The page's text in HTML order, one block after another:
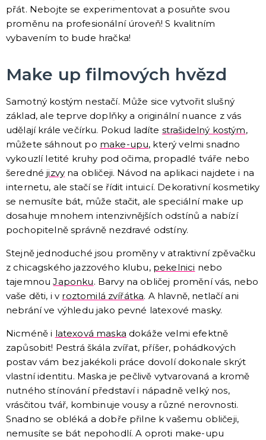
Čerti
Andělé
Vánoční kostýmy
Santa Claus
Dětské vánoční kostýmy
DALŠÍ KATEGORIE
Vánoční dekorace
Vánoční girlandy
Vánoční konfety
Vánoční čepice a čelenky
Vánoční kostýmy pro dospělé
Vánoční kostýmy pro děti
Doplňky ke kostýmu
DALŠÍ KATEGORIE
SILVESTR
Silvestrovské dekorace
Silvestr v barvách
Silvestrovské konfety
Doplňky na silvestra
Silvestrovské dekorace na stůl
Silvestrovské závěsné dekorace
Silvestrovské balónky
DALŠÍ KATEGORIE
KARNEVALOVÉ KOSTÝMY PRO DOSPĚLÉ
Oktoberfest, Beerfest
Doktoři a sestřičky
Hippie kostýmy
Pirátské kostýmy
Sexy kostýmy
Čarodějnické kostýmy
Prohibice
Vánoční kostýmy
Jeptišky a kněží
Uniformy
Upíří kostýmy
Zombie kostýmy
Divoký západ
Klaunské a cirkusové kostýmy
Disco a retro kostýmy
Historické kostýmy
St. Patrick
Vtipné kostýmy
Filmové a pohádkové kostýmy
Maskoti a zvířátka
Morphsuity - "Druhá kůže"
Slavné osobnosti
Cesta kolem světa
Pánské obleky
Vesmír a UFO
Poslední zvonění
DALŠÍ KATEGORIE
KARNEVALOVÉ KOSTÝMY PRO DĚTI
Kostýmy pro holky
Zvířátka
Doplňky pro děti
DALŠÍ KATEGORIE
DOPLŇKY KE KOSTÝMŮM
Zuby
Brýle
Další doplňky
přát. Nebojte se experimentovat a posuňte svou
proměnu na profesionální úroveň! S kvalitním
vybavením to bude hračka!
Make up filmových hvězd
Samotný kostým nestačí. Může sice vytvořit slušný
základ, ale teprve doplňky a originální nuance z vás
udělají krále večírku. Pokud ladíte strašidelný kostým,
můžete sáhnout po make-upu, který velmi snadno
vykouzlí letité kruhy pod očima, propadlé tváře nebo
šerednéjizvy na obličeji. Návod na aplikaci najdete i na
internetu, ale stačí se řídit intuicí. Dekorativní kosmetiky
se nemusíte bát, může stačit, ale speciální make up
dosahuje mnohem intenzivnějších odstínů a nabízí
pochopitelně správně nezdravé odstíny.
Stejně jednoduché jsou proměny v atraktivní zpěvačku
z chicagského jazzového klubu, pekelnici nebo
tajemnouJaponku. Barvy na obličej promění vás, nebo
vaše děti, i v roztomilá zvířátka. A hlavně, netlačí ani
nebrání ve výhledu jako pevné latexové masky.
Nicméně i latexová maska dokáže velmi efektně
zapůsobit! Pestrá škála zvířat, příšer, pohádkových
postav vám bez jakékoli práce dovolí dokonale skrýt
vlastní identitu. Maska je pečlivě vytvarovaná a kromě
nutného stínování představí i nápadně velký nos,
vrásčitou tvář, kombinuje vousy a různé nerovnosti.
Snadno se obléká a dobře přilne k vašemu obličeji,
nemusíte se bát nepohodlí. A oproti make-upu